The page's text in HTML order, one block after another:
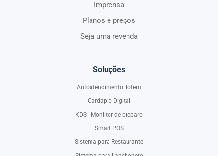
Imprensa
Planos e preços
Seja uma revenda
Soluções
Autoatendimento Totem
Cardápio Digital
KDS - Moniitor de preparo
Smart POS
Sistema para Restaurante